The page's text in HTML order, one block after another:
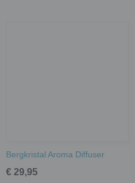
Bergkristal Aroma Diffuser
€ 29,95